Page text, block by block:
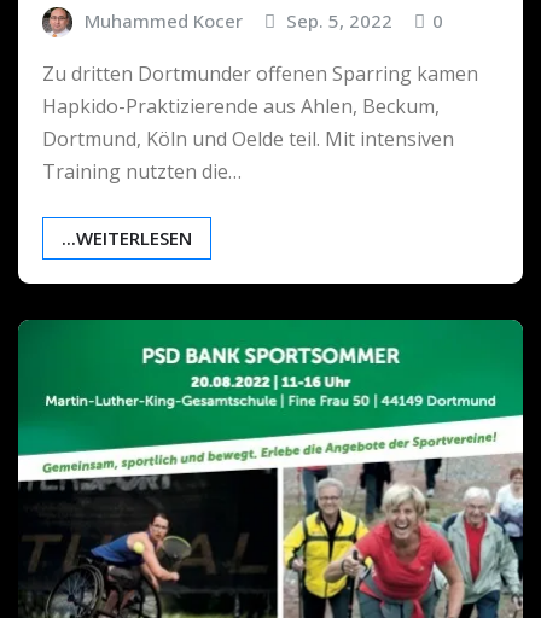
Muhammed Kocer Sep. 5, 2022 0
Zu dritten Dortmunder offenen Sparring kamen
Hapkido-Praktizierende aus Ahlen, Beckum,
Dortmund, Köln und Oelde teil. Mit intensiven
Training nutzten die…
...WEITERLESEN